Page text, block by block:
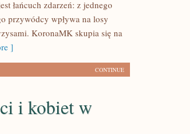
łańcuch zdarzeń: z jednego
przywódcy wpływa na losy
KoronaMK skupia się na
]
CONTINUE
i kobiet w